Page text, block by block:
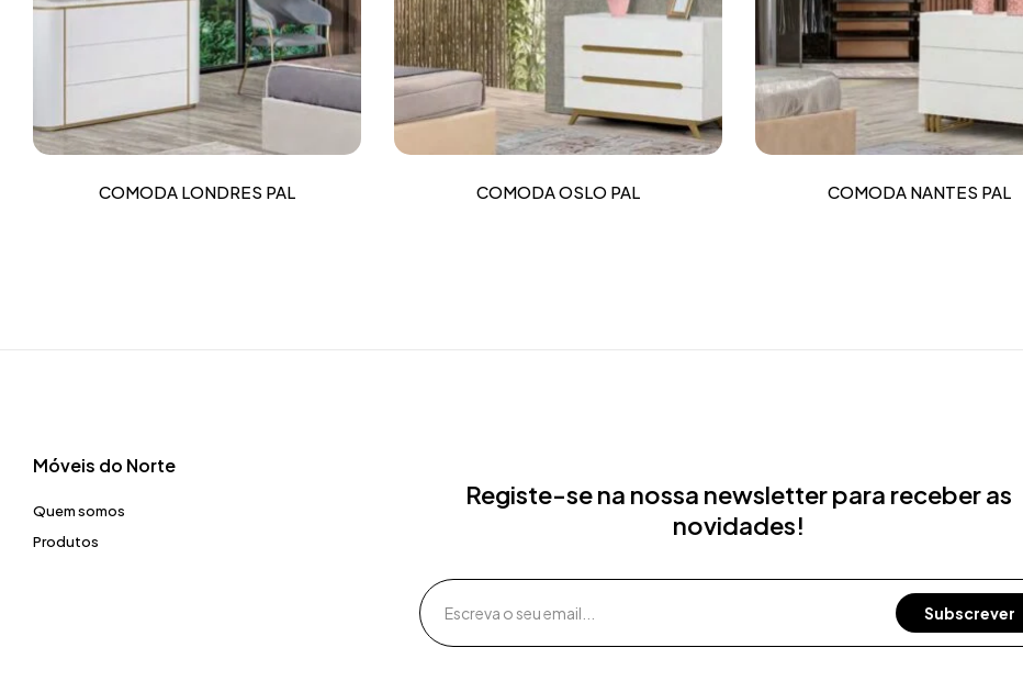
COMODA LONDRES PAL COMODA OSLO PAL COMODA NANTES PAL
Móveis do Norte​
Quem somos
Produtos
Registe-se na nossa newsletter para receber as
novidades!